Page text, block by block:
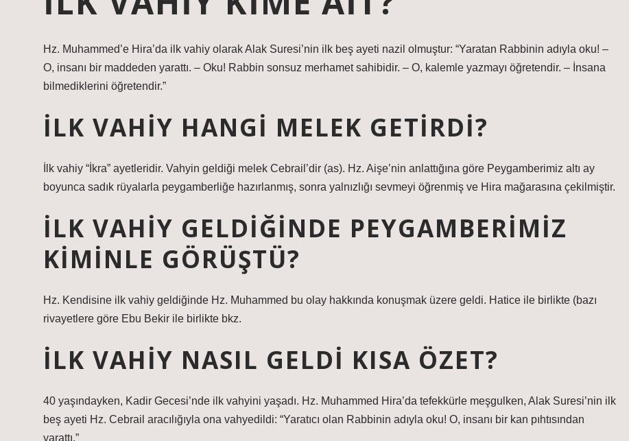
Hz. Muhammed’e Hira’da ilk vahiy olarak Alak Suresi’nin ilk beş ayeti nazil olmuştur: “Yaratan Rabbinin adıyla oku! –
O, insanı bir maddeden yarattı. – Oku! Rabbin sonsuz merhamet sahibidir. – O, kalemle yazmayı öğretendir. – İnsana
bilmediklerini öğretendir.”
İLK VAHIY HANGI MELEK GETIRDI?
İlk vahiy “İkra” ayetleridir. Vahyin geldiği melek Cebrail’dir (as). Hz. Aişe’nin anlattığına göre Peygamberimiz altı ay
boyunca sadık rüyalarla peygamberliğe hazırlanmış, sonra yalnızlığı sevmeyi öğrenmiş ve Hira mağarasına çekilmiştir.
İLK VAHIY GELDIĞINDE PEYGAMBERIMIZ
KIMINLE GÖRÜŞTÜ?
Hz. Kendisine ilk vahiy geldiğinde Hz. Muhammed bu olay hakkında konuşmak üzere geldi. Hatice ile birlikte (bazı
rivayetlere göre Ebu Bekir ile birlikte bkz.
İLK VAHIY NASIL GELDI KISA ÖZET?
40 yaşındayken, Kadir Gecesi’nde ilk vahyini yaşadı. Hz. Muhammed Hira’da tefekkürle meşgulken, Alak Suresi’nin ilk
beş ayeti Hz. Cebrail aracılığıyla ona vahyedildi: “Yaratıcı olan Rabbinin adıyla oku! O, insanı bir kan pıhtısından
yarattı.”